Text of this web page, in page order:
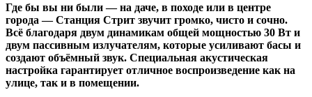
Где бы вы ни были — на даче, в походе или в центре
города — Станция Стрит звучит громко, чисто и сочно.
Всё благодаря двум динамикам общей мощностью 30 Вт и
двум пассивным излучателям, которые усиливают басы и
создают объёмный звук. Специальная акустическая
настройка гарантирует отличное воспроизведение как на
улице, так и в помещении.